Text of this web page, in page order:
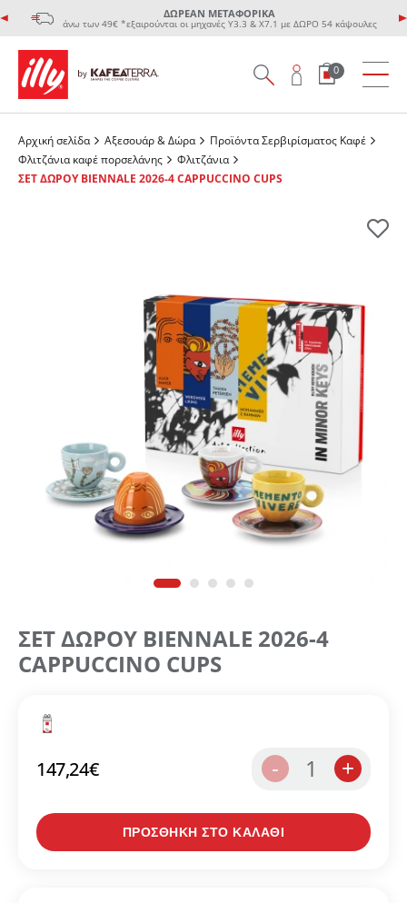
ΔΩΡΕΑΝ ΜΕΤΑΦΟΡΙΚΑ
άνω των 49€ *εξαιρούνται οι μηχανές Υ3.3 & Χ7.1 με ΔΩΡΟ 54 κάψουλες
0
Αρχική σελίδα Αξεσουάρ & Δώρα
Προϊόντα Σερβιρίσματος Kαφέ
Φλιτζάνια καφέ πορσελάνης
Φλιτζάνια
ΣΕΤ ΔΩΡΟΥ BIENNALE 2026-4 CAPPUCCINO CUPS
ΣΕΤ ΔΩΡΟΥ BIENNALE 2026-4
CAPPUCCINO CUPS
147,24€ - 1 +
ΠΡΟΣΘΗΚΗ ΣΤΟ ΚΑΛΑΘΙ
Δημιουργήστε λογαριασμό για να αποθηκεύσετε τα
Αγαπημένα σας